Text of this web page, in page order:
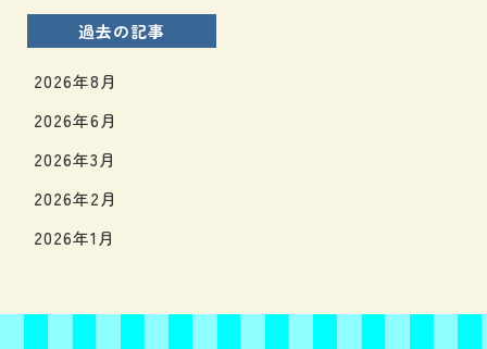
過去の記事
2026年8月
2026年6月
2026年3月
2026年2月
2026年1月